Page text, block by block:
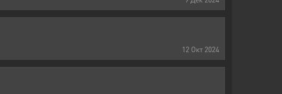
12 Окт 2024